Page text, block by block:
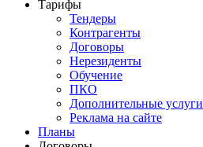
Тарифы
Тендеры
Контрагенты
Договоры
Нерезиденты
Обучение
ПКО
Дополнительные услуги
Реклама на сайте
Планы